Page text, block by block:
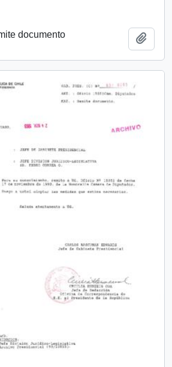
documento